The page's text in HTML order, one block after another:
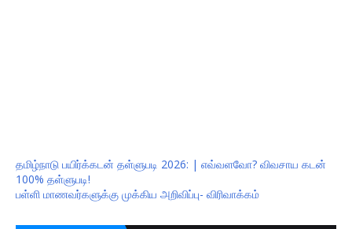
தமிழ்நாடு பயிர்க்கடன் தள்ளுபடி 2026: | எவ்வளவோ? விவசாய கடன்
100% தள்ளுபடி!
பள்ளி மாணவர்களுக்கு முக்கிய அறிவிப்பு- விரிவாக்கம்